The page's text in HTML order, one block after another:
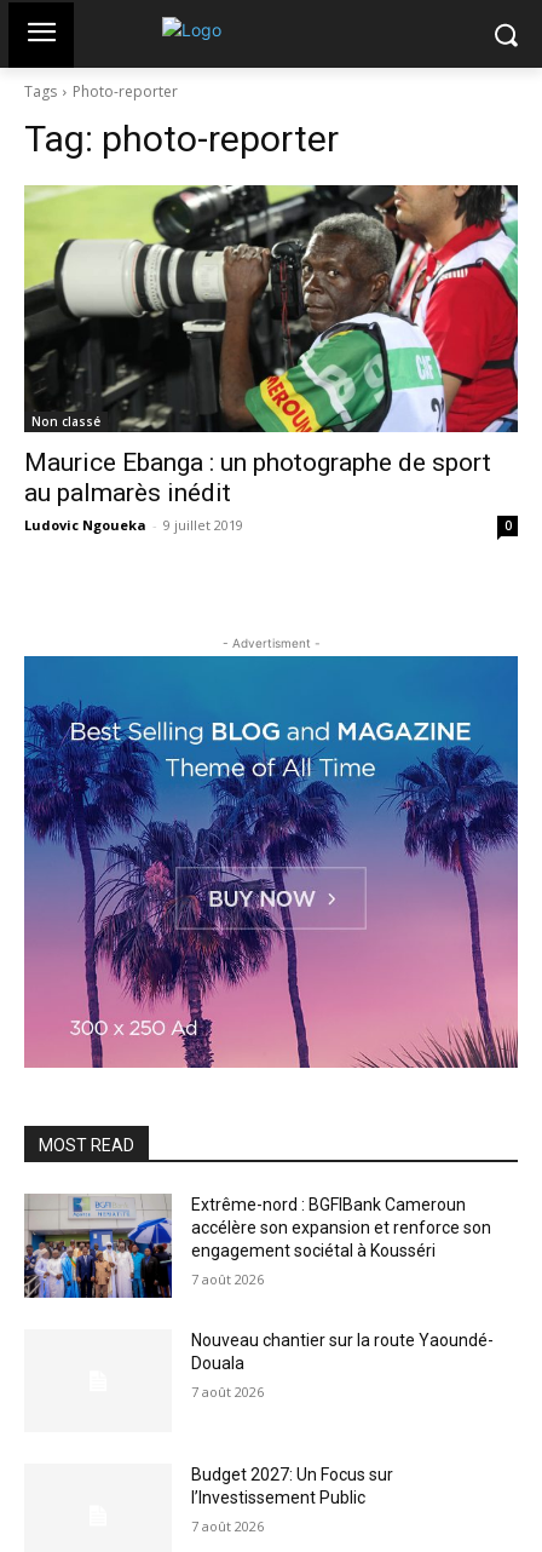
Tags Photo-reporter
Tag: photo-reporter
Non classé
Maurice Ebanga : un photographe de sport
au palmarès inédit
Ludovic Ngoueka - 9 juillet 2019 0
- Advertisment -
MOST READ
Extrême-nord : BGFIBank Cameroun
accélère son expansion et renforce son
engagement sociétal à Kousséri
7 août 2026
Nouveau chantier sur la route Yaoundé-
Douala
7 août 2026
Budget 2027: Un Focus sur
l’Investissement Public
7 août 2026